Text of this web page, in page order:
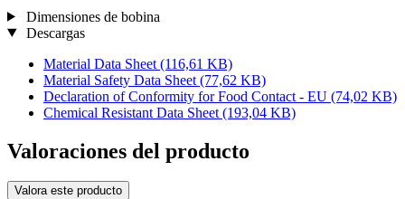
Dimensiones de bobina
Descargas
Material Data Sheet (116,61 KB)
Material Safety Data Sheet (77,62 KB)
Declaration of Conformity for Food Contact - EU (74,02 KB)
Chemical Resistant Data Sheet (193,04 KB)
Valoraciones del producto
Valora este producto